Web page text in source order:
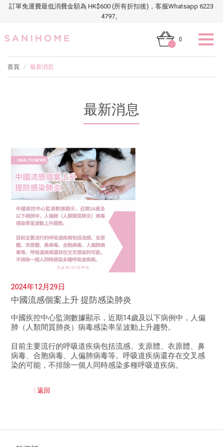
訂單免運費最低消費金額為 HK$600 (所有折扣後)，客服Whatsapp 6223
4797。
0
首頁 最新消息
最新消息
2024年12月29日
中國流感個案上升 提防感染肺炎
中國疾控中心監測數據顯示，近期14歲及以下病例中，人偏
肺（人類間質肺炎）病毒感染率呈波動上升趨勢。
目前主要流行的呼吸道疾病包括流感、支原體、衣原體、鼻
病毒、合胞病毒、人偏肺病毒等。呼吸道疾病還存在交叉感
染的可能，不排除一個人同時感染多種呼吸道疾病。
返回